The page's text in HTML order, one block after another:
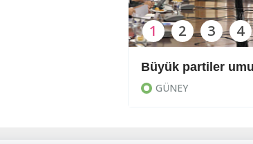
Büyük partiler
GÜNEY
1 2 3 4